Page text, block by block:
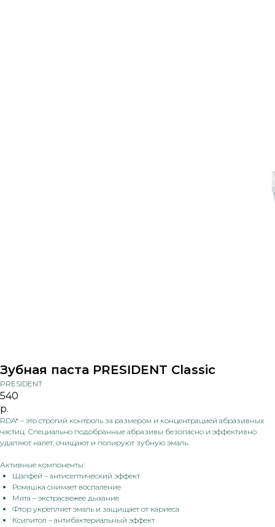
Зубная паста PRESIDENT Classic
PRESIDENT
540
р.
RDA* – это строгий контроль за размером и концентрацией абразивных
частиц. Специально подобранные абразивы безопасно и эффективно
удаляют налет, очищают и полируют зубную эмаль.
Активные компоненты:
Шалфей – антисептический эффект
Ромашка снимает воспаление
Мята – экстрасвежее дыхание
Фтор укрепляет эмаль и защищает от кариеса
Ксилитол – антибактериальный эффект